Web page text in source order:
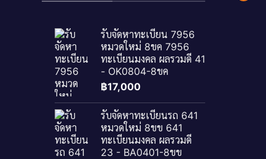
รับจัดหาทะเบียน 7956
หมวดใหม่ 8ขค 7956
ทะเบียนมงคล ผลรวมดี 41
- OK0804-8ขค
฿17,000
รับจัดหาทะเบียนรถ 641
หมวดใหม่ 8ขข 641
ทะเบียนมงคล ผลรวมดี
23 - BA0401-8ขข